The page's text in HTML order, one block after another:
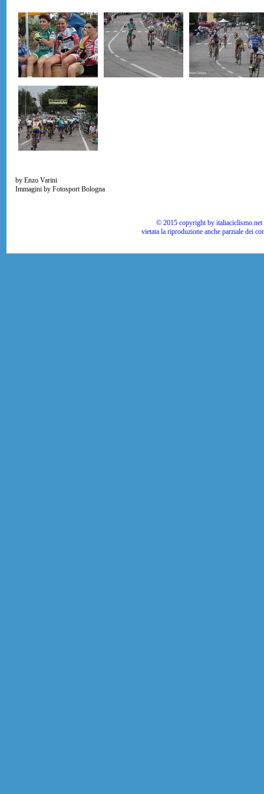
by Enzo Varini
Immagini by Fotosport Bologna
© 2015 copyright by
vietata la riproduzione anche parziale dei